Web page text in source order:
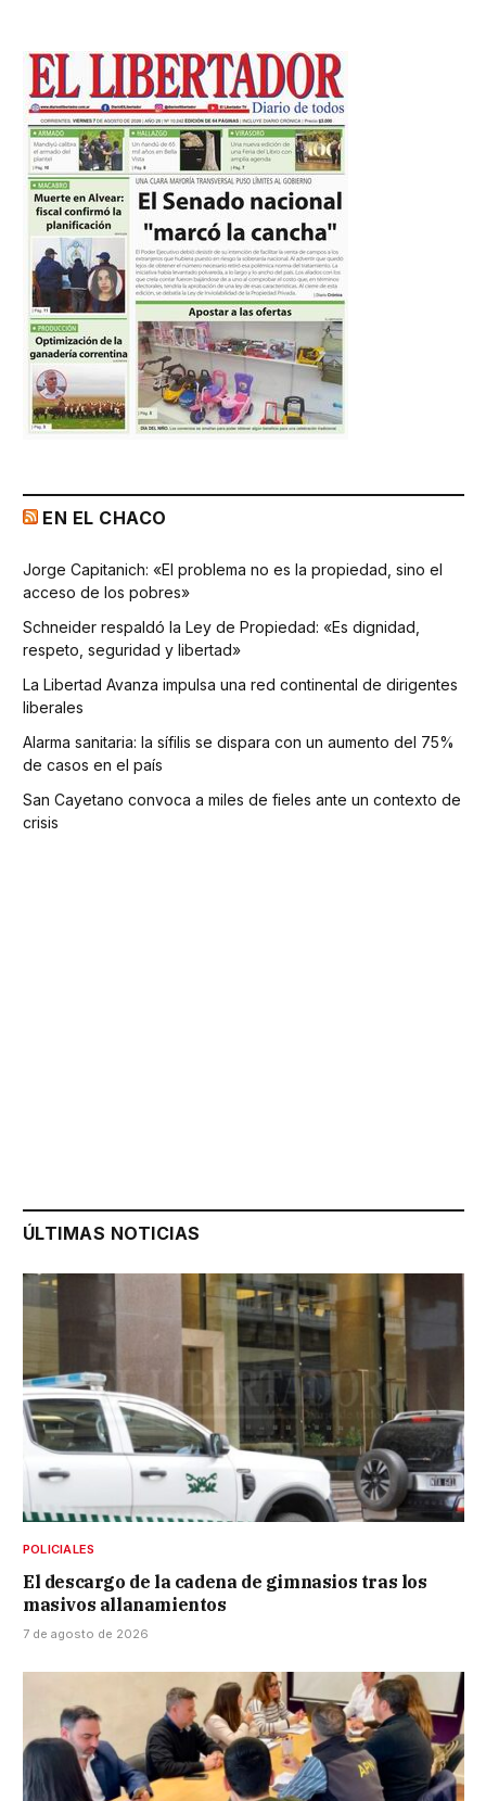
EN EL CHACO
Jorge Capitanich: «El problema no es la propiedad, sino el
acceso de los pobres»
Schneider respaldó la Ley de Propiedad: «Es dignidad,
respeto, seguridad y libertad»
La Libertad Avanza impulsa una red continental de dirigentes
liberales
Alarma sanitaria: la sífilis se dispara con un aumento del 75%
de casos en el país
San Cayetano convoca a miles de fieles ante un contexto de
crisis
ÚLTIMAS NOTICIAS
POLICIALES
El descargo de la cadena de gimnasios tras los
masivos allanamientos
7 de agosto de 2026